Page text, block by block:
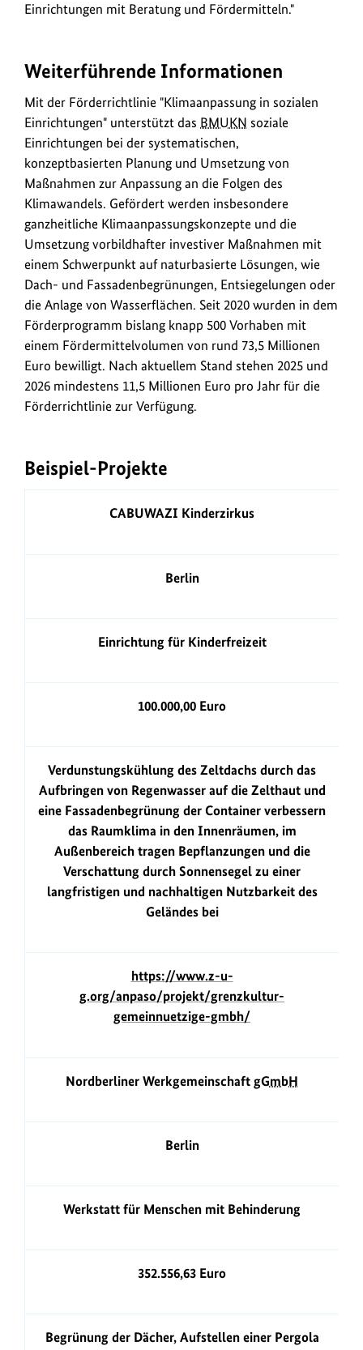
hin.
Einrichtungen mit Beratung und Fördermitteln."
Weiterführende Informationen
Mit der Förderrichtlinie "Klimaanpassung in sozialen
Einrichtungen" unterstützt das BMUKN soziale
Einrichtungen bei der systematischen,
konzeptbasierten Planung und Umsetzung von
Maßnahmen zur Anpassung an die Folgen des
Klimawandels. Gefördert werden insbesondere
ganzheitliche Klimaanpassungskonzepte und die
Umsetzung vorbildhafter investiver Maßnahmen mit
einem Schwerpunkt auf naturbasierte Lösungen, wie
Dach- und Fassadenbegrünungen, Entsiegelungen oder
die Anlage von Wasserflächen. Seit 2020 wurden in dem
Förderprogramm bislang knapp 500 Vorhaben mit
einem Fördermittelvolumen von rund 73,5 Millionen
Euro bewilligt. Nach aktuellem Stand stehen 2025 und
2026 mindestens 11,5 Millionen Euro pro Jahr für die
Förderrichtlinie zur Verfügung.
Beispiel-Projekte
Ort
Fördersumme
CABUWAZI Kinderzirkus
Berlin
Einrichtung für Kinderfreizeit
100.000,00 Euro
Verdunstungskühlung des Zeltdachs durch das
Aufbringen von Regenwasser auf die Zelthaut und
eine Fassadenbegrünung der Container verbessern
das Raumklima in den Innenräumen, im
Außenbereich tragen Bepflanzungen und die
Verschattung durch Sonnensegel zu einer
langfristigen und nachhaltigen Nutzbarkeit des
Geländes bei
https://www.z-u-
g.org/anpaso/projekt/grenzkultur-
gemeinnuetzige-gmbh/
Nordberliner Werkgemeinschaft gGmbH
Berlin
Werkstatt für Menschen mit Behinderung
352.556,63 Euro
Begrünung der Dächer, Aufstellen einer Pergola